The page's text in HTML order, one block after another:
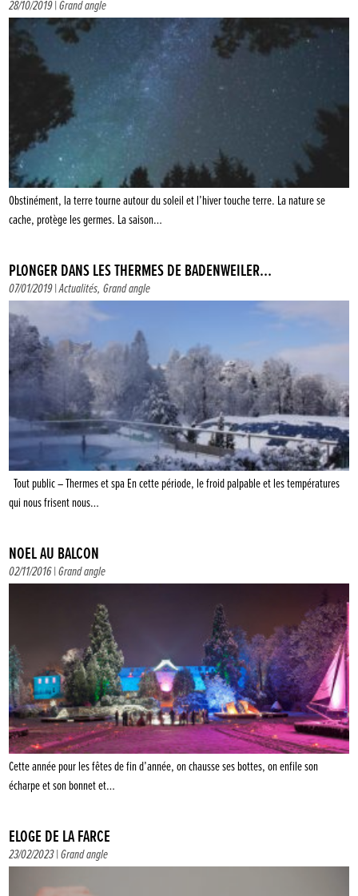
28/10/2019 |Grand angle
Obstinément, la terre tourne autour du soleil et l’hiver touche terre. La nature se
cache, protège les germes. La saison…
PLONGER DANS LES THERMES DE BADENWEILER…
07/01/2019 |Actualités,Grand angle
Tout public – Thermes et spa En cette période, le froid palpable et les températures
qui nous frisent nous…
NOËL AU BALCON
02/11/2016 |Grand angle
Cette année pour les fêtes de fin d’année, on chausse ses bottes, on enfile son
écharpe et son bonnet et…
ÉLOGE DE LA FARCE
23/02/2023 |Grand angle